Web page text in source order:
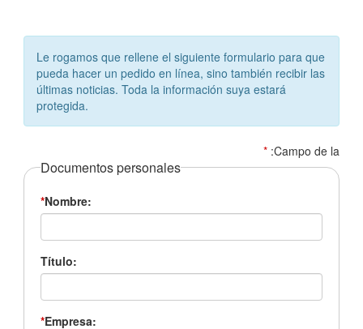
Le rogamos que rellene el siguiente formulario para que
pueda hacer un pedido en línea, sino también recibir las
últimas noticias. Toda la información suya estará
protegida.
* :Campo de la
Documentos personales
*Nombre:
Título:
*Empresa: